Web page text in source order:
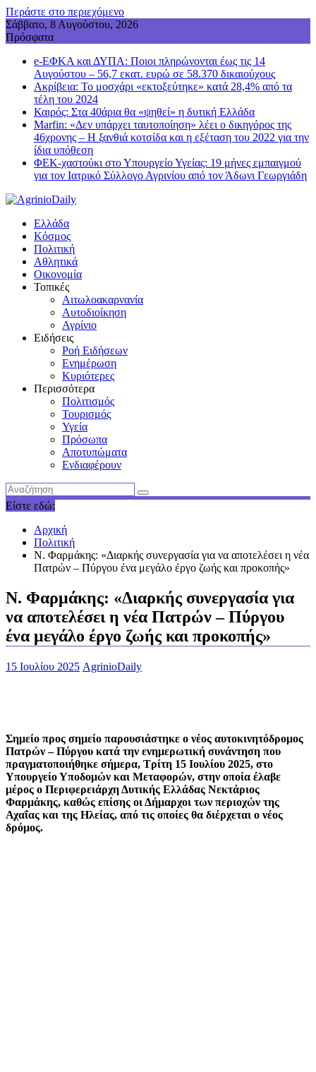
Περάστε στο περιεχόμενο
Σάββατο, 8 Αυγούστου, 2026
Πρόσφατα
e-ΕΦΚΑ και ΔΥΠΑ: Ποιοι πληρώνονται έως τις 14
Αυγούστου – 56,7 εκατ. ευρώ σε 58.370 δικαιούχους
Ακρίβεια: Το μοσχάρι «εκτοξεύτηκε» κατά 28,4% από τα
τέλη του 2024
Καιρός: Στα 40άρια θα «ψηθεί» η δυτική Ελλάδα
Marfin: «Δεν υπάρχει ταυτοποίηση» λέει ο δικηγόρος της
46χρονης – Η ξανθιά κοτσίδα και η εξέταση του 2022 για την
ίδια υπόθεση
ΦΕΚ-χαστούκι στο Υπουργείο Υγείας: 19 μήνες εμπαιγμού
για τον Ιατρικό Σύλλογο Αγρινίου από τον Άδωνι Γεωργιάδη
Ελλάδα
Κόσμος
Πολιτική
Αθλητικά
Οικονομία
Τοπικές
Αιτωλοακαρνανία
Αυτοδιοίκηση
Αγρίνιο
Ειδήσεις
Ροή Ειδήσεων
Ενημέρωση
Κυριότερες
Περισσότερα
Πολιτισμός
Τουρισμός
Υγεία
Πρόσωπα
Αποτυπώματα
Ενδιαφέρουν
Είστε εδώ:
Αρχική
Πολιτική
Ν. Φαρμάκης: «Διαρκής συνεργασία για να αποτελέσει η νέα
Πατρών – Πύργου ένα μεγάλο έργο ζωής και προκοπής»
Ν. Φαρμάκης: «Διαρκής συνεργασία για
να αποτελέσει η νέα Πατρών – Πύργου
ένα μεγάλο έργο ζωής και προκοπής»
15 Ιουλίου 2025 AgrinioDaily
Σημείο προς σημείο παρουσιάστηκε ο νέος αυτοκινητόδρομος
Πατρών – Πύργου κατά την ενημερωτική συνάντηση που
πραγματοποιήθηκε σήμερα, Τρίτη 15 Ιουλίου 2025, στο
Υπουργείο Υποδομών και Μεταφορών, στην οποία έλαβε
μέρος ο Περιφερειάρχη Δυτικής Ελλάδας Νεκτάριος
Φαρμάκης, καθώς επίσης οι Δήμαρχοι των περιοχών της
Αχαΐας και της Ηλείας, από τις οποίες θα διέρχεται ο νέος
δρόμος.